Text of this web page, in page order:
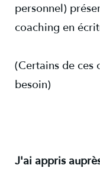
personnel)
coaching en
(Certains de ces
besoin)
J'ai appris